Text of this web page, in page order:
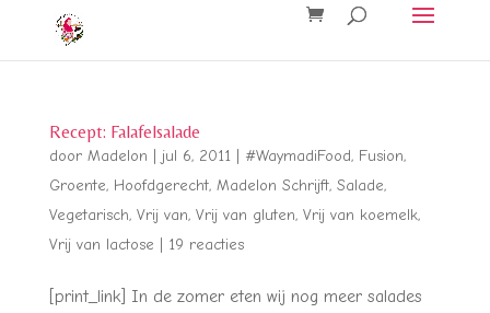
Recept: Falafelsalade
door Madelon jul 6, 2011| #WaymadiFood, Fusion,
Groente, Hoofdgerecht, Madelon Schrijft, Salade,
Vegetarisch, Vrij van, Vrij van gluten, Vrij van koemelk,
Vrij van lactose
19 reacties
[print_link] In de zomer eten wij nog meer salades